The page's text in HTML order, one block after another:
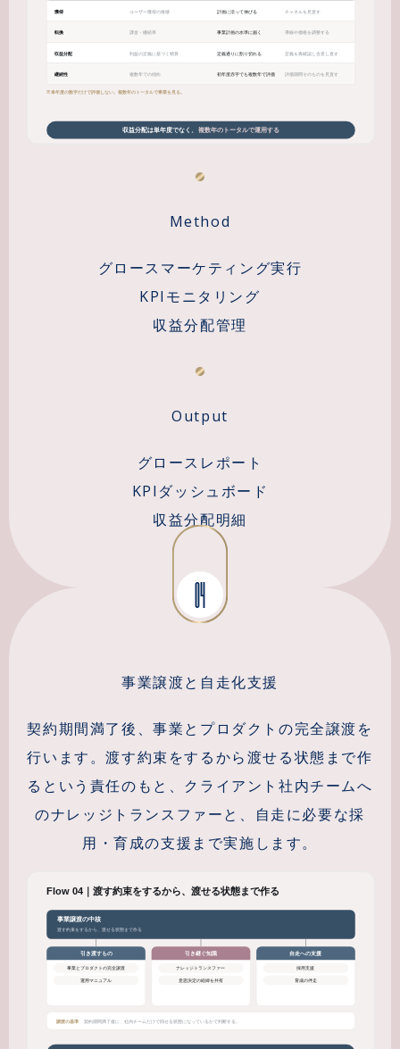
Method
グロースマーケティング実行
KPIモニタリング
収益分配管理
Output
グロースレポート
KPIダッシュボード
収益分配明細
04
事業譲渡と自走化支援
契約期間満了後、事業とプロダクトの完全譲渡を
行います。渡す約束をするから渡せる状態まで作
るという責任のもと、クライアント社内チームへ
のナレッジトランスファーと、自走に必要な採
用・育成の支援まで実施します。